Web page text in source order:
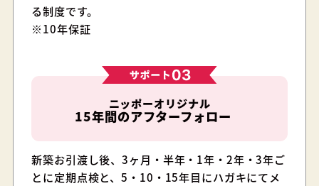
る制度です。
※10年保証
ニッポーオリジナル
15年間のアフターフォロー
新築お引渡し後、3ヶ月・半年・1年・2年・3年ご
とに定期点検と、5・10・15年目にハガキにてメ